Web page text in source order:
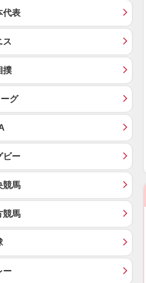
代表
ス
撲
グ
ビー
競馬
競馬
ー